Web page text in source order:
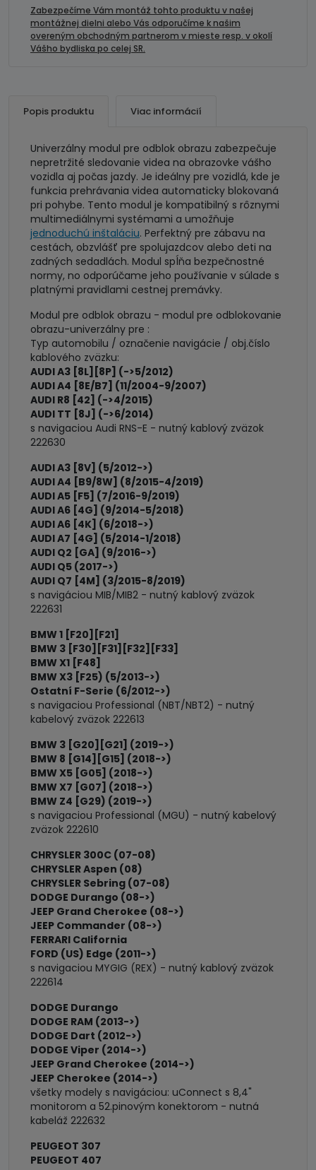
univerzálny
Zabezpečíme Vám montáž tohto produktu v našej
montážnej dielni alebo Vás odporučíme k našim
overeným obchodným partnerom v mieste resp. v okolí
Vášho bydliska po celej SR.
Popis produktu Viac informácií
Univerzálny modul pre odblok obrazu zabezpečuje
nepretržité sledovanie videa na obrazovke vášho
vozidla aj počas jazdy. Je ideálny pre vozidlá, kde je
funkcia prehrávania videa automaticky blokovaná
pri pohybe. Tento modul je kompatibilný s rôznymi
multimediálnymi systémami a umožňuje
jednoduchú inštaláciu. Perfektný pre zábavu na
cestách, obzvlášť pre spolujazdcov alebo deti na
zadných sedadlách. Modul spĺňa bezpečnostné
normy, no odporúčame jeho používanie v súlade s
platnými pravidlami cestnej premávky.
Modul pre odblok obrazu - modul pre odblokovanie
obrazu-univerzálny pre :
Typ automobilu / označenie navigácie / obj.číslo
kablového zväzku:
AUDI A3 [8L][8P] (->5/2012)
AUDI A4 [8E/B7] (11/2004-9/2007)
AUDI R8 [42] (->4/2015)
AUDI TT [8J] (->6/2014)
s navigaciou Audi RNS-E - nutný kablový zväzok
222630
AUDI A3 [8V] (5/2012->)
AUDI A4 [B9/8W] (8/2015-4/2019)
AUDI A5 [F5] (7/2016-9/2019)
AUDI A6 [4G] (9/2014-5/2018)
AUDI A6 [4K] (6/2018->)
AUDI A7 [4G] (5/2014-1/2018)
AUDI Q2 [GA] (9/2016->)
AUDI Q5 (2017->)
AUDI Q7 [4M] (3/2015-8/2019)
s navigáciou MIB/MIB2 - nutný kablový zväzok
222631
BMW 1 [F20][F21]
BMW 3 [F30][F31][F32][F33]
BMW X1 [F48]
BMW X3 [F25) (5/2013->)
Ostatní F-Serie (6/2012->)
s navigaciou Professional (NBT/NBT2) - nutný
kabelový zväzok 222613
BMW 3 [G20][G21] (2019->)
BMW 8 [G14][G15] (2018->)
BMW X5 [G05] (2018->)
BMW X7 [G07] (2018->)
BMW Z4 [G29) (2019->)
s navigaciou Professional (MGU) - nutný kabelový
zväzok 222610
CHRYSLER 300C (07-08)
CHRYSLER Aspen (08)
CHRYSLER Sebring (07-08)
DODGE Durango (08->)
JEEP Grand Cherokee (08->)
JEEP Commander (08->)
FERRARI California
FORD (US) Edge (2011->)
s navigaciou MYGIG (REX) - nutný kablový zväzok
222614
DODGE Durango
DODGE RAM (2013->)
DODGE Dart (2012->)
DODGE Viper (2014->)
JEEP Grand Cherokee (2014->)
JEEP Cherokee (2014->)
všetky modely s navigáciou: uConnect s 8,4"
monitorom a 52.pinovým konektorom - nutná
kabeláž 222632
PEUGEOT 307
PEUGEOT 407